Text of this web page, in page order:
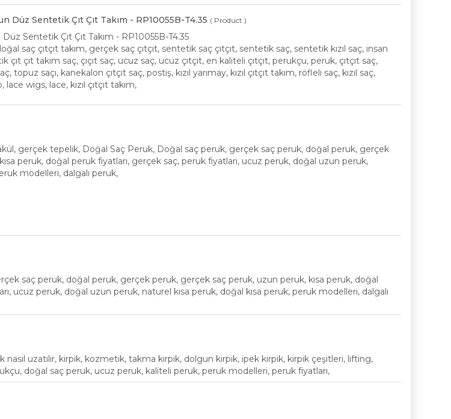
Düz Sentetik Çıt Çıt Takım - RP10055B-T4.35 ( Product )
Düz Sentetik Çıt Çıt Takım - RP10055B-T4.35
doğal saç çıtçıt takım, gerçek saç çıtçıt, sentetik saç çıtçıt, sentetik saç, sentetik kızıl saç, insan
çıt çıt takım saç, çıçıt saç, ucuz saç, ucuz çıtçıt, en kaliteli çıtçıt, perukçu, peruk, çıtçıt saç,
topuz saçı, kanekalon çıtçıt saç, postiş, kızıl yarımay, kızıl çıtçıt takım, röfleli saç, kızıl saç,
wigs, lace, kızıl çıtçıt takım,
gerçek tepelik, Doğal Saç Peruk, Doğal saç peruk, gerçek saç peruk, doğal peruk, gerçek
peruk, doğal peruk fiyatları, gerçek saç, peruk fiyatları, ucuz peruk, doğal uzun peruk,
modelleri, dalgalı peruk,
saç peruk, doğal peruk, gerçek peruk, gerçek saç peruk, uzun peruk, kısa peruk, doğal
ucuz peruk, doğal uzun peruk, naturel kısa peruk, doğal kısa peruk, peruk modelleri, dalgalı
uzatılır, kirpik, kozmetik, takma kirpik, dolgun kirpik, ipek kirpik, kirpik çeşitleri, lifting,
doğal saç peruk, ucuz peruk, kaliteli peruk, peruk modelleri, peruk fiyatları,